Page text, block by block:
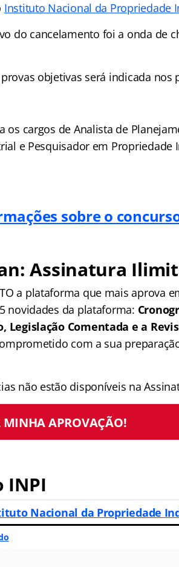
Instituto Nacional da Propriedade
do cancelamento foi a onda de
objetivas será indicada nos
os cargos de Analista de
e Pesquisador em Propriedade
sobre o
Assinatura
a plataforma que mais aprova
novidades da plataforma:
Legislação Comentada e a
com a sua
não estão disponíveis na
MINHA APROVAÇÃO!
INPI
Nacional da Propriedade